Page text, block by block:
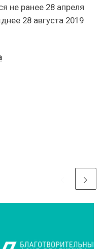
не ранее 28 апреля
28 августа 2019